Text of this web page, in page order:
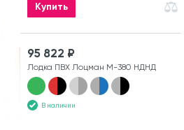
Купить
95 822 ₽
Лодка ПВХ Лоцман М-380 НДНД
В наличии